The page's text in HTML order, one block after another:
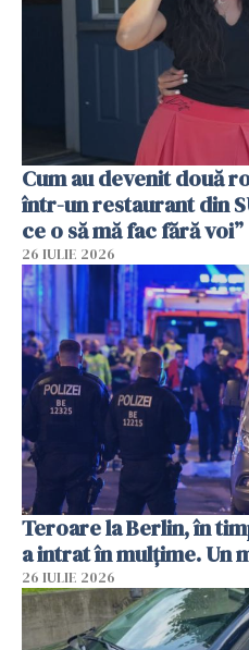
Cum au devenit două
într-un restaurant din
ce o să mă fac fără voi”
26 IULIE 2026
Teroare la Berlin, în
a intrat în mulțime. Un
26 IULIE 2026